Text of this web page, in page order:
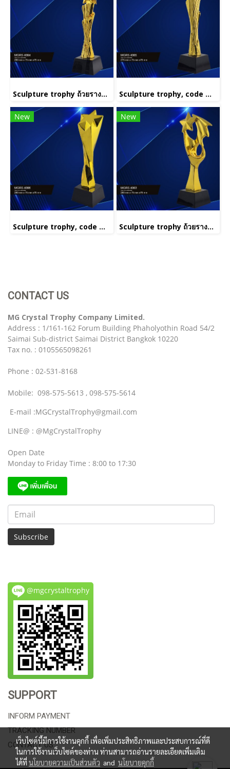
Sculpture trophy ถ้วยรางวัลประติมากรรม รหัส MGRS 4001(copy)(copy)(copy) Sculpture trophy, code MGRS 4005
New
Sculpture trophy, code MGRS 4006
New
Sculpture trophy ถ้วยรางวัลประติมากรรม รหัส MGRS 4001(copy)(copy)
CONTACT US
MG Crystal Trophy Company Limited.
Address : 1/161-162 Forum Building Phaholyothin Road 54/2
Saimai Sub-district Saimai District Bangkok 10220
Tax no. : 0105565098261
Phone : 02-531-8168
Mobile: 098-575-5613 , 098-575-5614
E-mail :MGCrystalTrophy@gmail.com
LINE@ : @MgCrystalTrophy
Open Date
Monday to Friday Time : 8:00 to 17:30
Subscribe
@mgcrystaltrophy
SUPPORT
INFORM PAYMENT
TRACKING NUMBER
CONTACT US
เว็บไซต์นี้มีการใช้งานคุกกี้ เพื่อเพิ่มประสิทธิภาพและประสบการณ์ที่ดี
ในการใช้งานเว็บไซต์ของท่าน ท่านสามารถอ่านรายละเอียดเพิ่มเติม
ได้ที่นโยบายความเป็นส่วนตัว and นโยบายคุกกี้